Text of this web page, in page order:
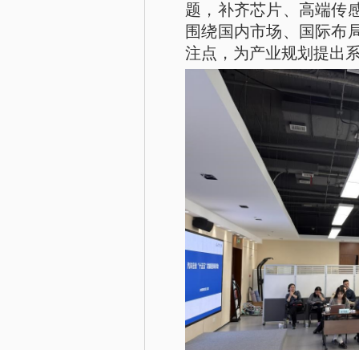
题，补齐芯片、高端传
围绕国内市场、国际布
注点，为产业规划提出